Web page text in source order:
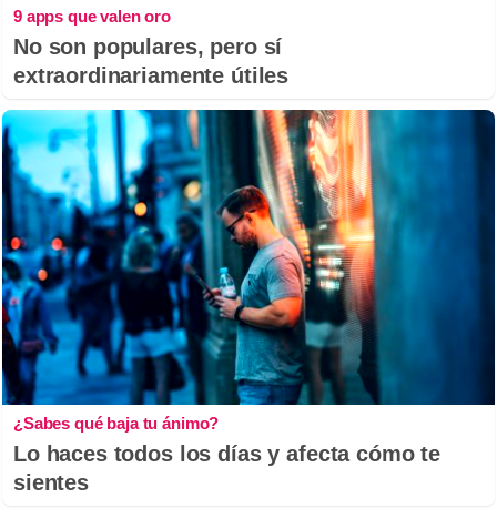
9 apps que valen oro
No son populares, pero sí
extraordinariamente útiles
¿Sabes qué baja tu ánimo?
Lo haces todos los días y afecta cómo te
sientes